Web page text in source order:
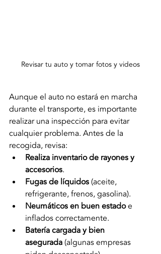
Revisar tu auto y tomar fotos y videos
Aunque el auto no estará en marcha
durante el transporte, es importante
realizar una inspección para evitar
cualquier problema. Antes de la
recogida, revisa:
Realiza inventario de rayones y
accesorios.
Fugas de líquidos (aceite,
refrigerante, frenos, gasolina).
Neumáticos en buen estado e
inflados correctamente.
Batería cargada y bien
asegurada (algunas empresas